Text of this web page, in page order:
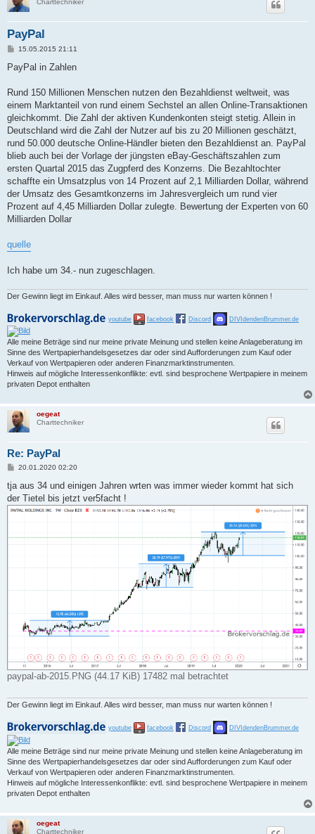
PayPal
B
i
a
15.05.2015 21:11
PayPal in Zahlen
Rund 150 Millionen Menschen nutzen den Bezahldienst weltweit, was
einem Marktanteil von rund einem Sechstel an allen Online-Transaktionen
gleichkommt. Die Zahl der aktiven Kundenkonten steigt stetig. Allein in
Deutschland wird die Zahl der Nutzer auf bis zu 20 Millionen geschätzt,
rund 50.000 deutsche Online-Händler bieten den Bezahldienst an. PayPal
blieb auch bei der Vorlage der jüngsten eBay-Geschäftszahlen zum
ersten Quartal 2015 das Zugpferd des Konzerns. Die Bezahltochter
schaffte ein Umsatzplus von 14 Prozent auf 2,1 Milliarden Dollar, während
der Umsatz des Gesamtkonzerns im Jahresvergleich um rund vier
Prozent auf 4,45 Milliarden Dollar zulegte. Bewertung der Experten von 60
Milliarden Dollar
quelle
Ich habe um 34.- nun zugeschlagen.
Der Gewinn liegt im Einkauf. Alles wird besser, man muss nur warten können !
youtube facebook Discord DIVIdendenBrummer.de
Alle meine Beträge sind nur meine private Meinung und stellen keine Anlageberatung im
Sinne des Wertpapierhandelsgesetzes dar oder sind Aufforderungen zum Kauf oder
Verkauf von Wertpapieren oder anderen Finanzmarktinstrumenten.
Hinweis auf mögliche Interessenkonflikte: evtl. sind besprochene Wertpapiere in meinem
privaten Depot enthalten
oegeat
Charttechniker
Re: PayPal
B
i
r
a
20.01.2020 02:20
tja aus 34 und einigen Jahren wrten was immer wieder kommt hat sich
der Tietel bis jetzt ver5facht !
paypal-ab-2015.PNG (44.17 KiB) 17482 mal betrachtet
Der Gewinn liegt im Einkauf. Alles wird besser, man muss nur warten können !
youtube facebook Discord DIVIdendenBrummer.de
Alle meine Beträge sind nur meine private Meinung und stellen keine Anlageberatung im
Sinne des Wertpapierhandelsgesetzes dar oder sind Aufforderungen zum Kauf oder
Verkauf von Wertpapieren oder anderen Finanzmarktinstrumenten.
Hinweis auf mögliche Interessenkonflikte: evtl. sind besprochene Wertpapiere in meinem
privaten Depot enthalten
oegeat
Charttechniker